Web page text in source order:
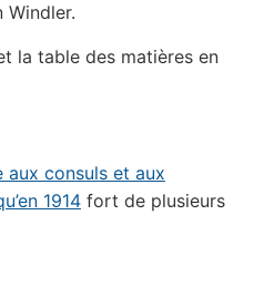
Windler.
la table des matières en
consuls et aux
1914fort de plusieurs